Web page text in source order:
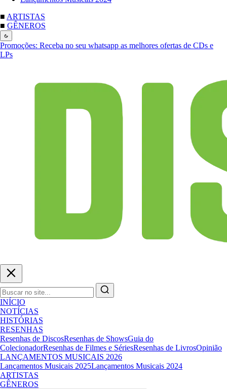
■ ARTISTAS
■ GÊNEROS
Promoções: Receba no seu whatsapp as melhores ofertas de CDs e
LPs
INÍCIO
NOTÍCIAS
HISTÓRIAS
RESENHAS
Resenhas de DiscosResenhas de ShowsGuia do
ColecionadorResenhas de Filmes e SériesResenhas de LivrosOpinião
LANÇAMENTOS MUSICAIS 2026
Lançamentos Musicais 2025Lançamentos Musicais 2024
ARTISTAS
GÊNEROS